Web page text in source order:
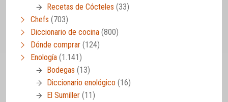
Recetas de Cócteles (33)
Chefs (703)
Diccionario de cocina (800)
Dónde comprar (124)
Enología (1.141)
Bodegas (13)
Diccionario enológico (16)
El Sumiller (11)